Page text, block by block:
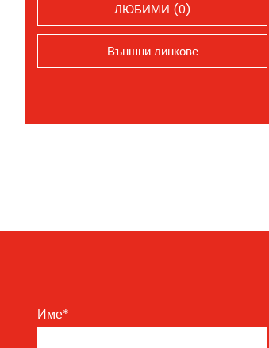
ЛЮБИМИ (0)
Външни линкове
Име*